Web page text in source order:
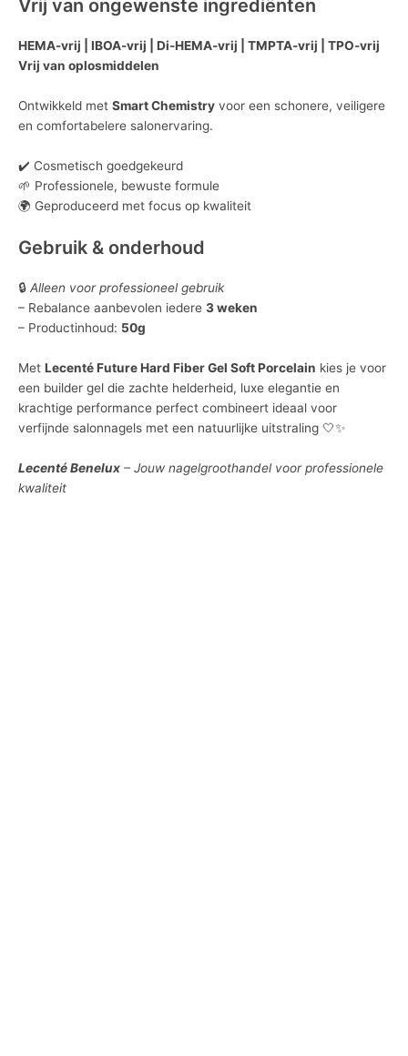
Vrij van ongewenste ingrediënten
HEMA-vrij | IBOA-vrij | Di-HEMA-vrij | TMPTA-vrij | TPO-vrij
Vrij van oplosmiddelen
Ontwikkeld met Smart Chemistry voor een schonere, veiligere
en comfortabelere salonervaring.
✔️ Cosmetisch goedgekeurd
🌱 Professionele, bewuste formule
🌍 Geproduceerd met focus op kwaliteit
Gebruik & onderhoud
🔒 Alleen voor professioneel gebruik
– Rebalance aanbevolen iedere 3 weken
– Productinhoud: 50g
Met Lecenté Future Hard Fiber Gel Soft Porcelain kies je voor
een builder gel die zachte helderheid, luxe elegantie en
krachtige performance perfect combineert ideaal voor
verfijnde salonnagels met een natuurlijke uitstraling 🤍✨
Lecenté Benelux – Jouw nagelgroothandel voor professionele
kwaliteit